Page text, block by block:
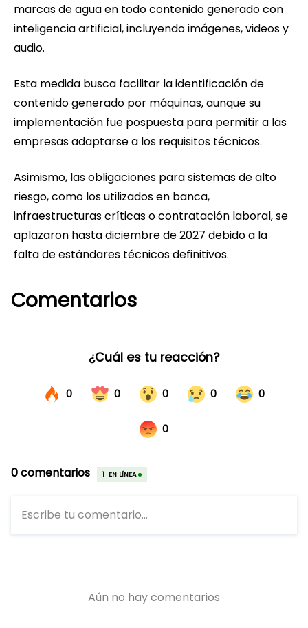
marcas de agua en todo contenido generado con
inteligencia artificial, incluyendo imágenes, videos y
audio.
Esta medida busca facilitar la identificación de
contenido generado por máquinas, aunque su
implementación fue pospuesta para permitir a las
empresas adaptarse a los requisitos técnicos.
Asimismo, las obligaciones para sistemas de alto
riesgo, como los utilizados en banca,
infraestructuras críticas o contratación laboral, se
aplazaron hasta diciembre de 2027 debido a la
falta de estándares técnicos definitivos.
Comentarios